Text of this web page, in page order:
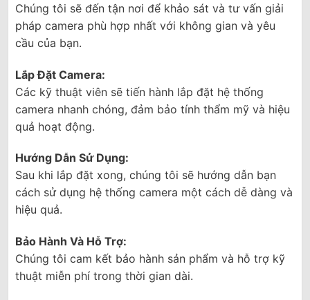
Chúng tôi sẽ đến tận nơi để khảo sát và tư vấn giải
pháp camera phù hợp nhất với không gian và yêu
cầu của bạn.
Lắp Đặt Camera:
Các kỹ thuật viên sẽ tiến hành lắp đặt hệ thống
camera nhanh chóng, đảm bảo tính thẩm mỹ và hiệu
quả hoạt động.
Hướng Dẫn Sử Dụng:
Sau khi lắp đặt xong, chúng tôi sẽ hướng dẫn bạn
cách sử dụng hệ thống camera một cách dễ dàng và
hiệu quả.
Bảo Hành Và Hỗ Trợ:
Chúng tôi cam kết bảo hành sản phẩm và hỗ trợ kỹ
thuật miễn phí trong thời gian dài.